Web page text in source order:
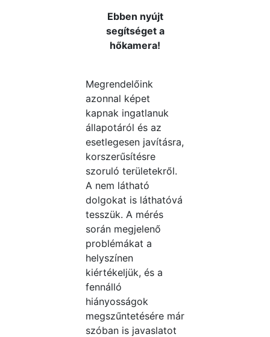
Ebben nyújt
segítséget a
hőkamera!
Megrendelőink
azonnal képet
kapnak ingatlanuk
állapotáról és az
esetlegesen javításra,
korszerűsítésre
szoruló területekről.
A nem látható
dolgokat is láthatóvá
tesszük. A mérés
során megjelenő
problémákat a
helyszínen
kiértékeljük, és a
fennálló
hiányosságok
megszűntetésére már
szóban is javaslatot